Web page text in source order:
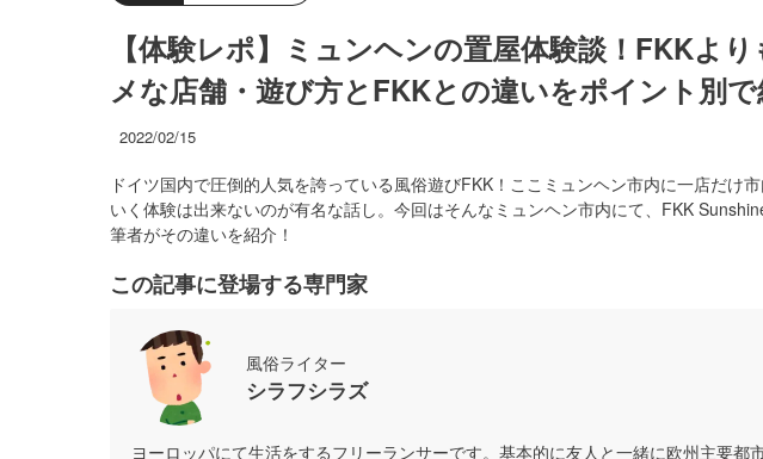
【体験レポ】ミュンヘンの置屋体験談！FKKよ
メな店舗・遊び方とFKKとの違いをポイント別で
2022/02/15
ドイツ国内で圧倒的人気を誇っている風俗遊びFKK！ここミュンヘン市内に一店だけ
いく体験は出来ないのが有名な話し。今回はそんなミュンヘン市内にて、FKK
筆者がその違いを紹介！
この記事に登場する専門家
風俗ライター
シラフシラズ
ヨーロッパにて生活をするフリーランサーです。基本的に友人と一緒に欧州主要都